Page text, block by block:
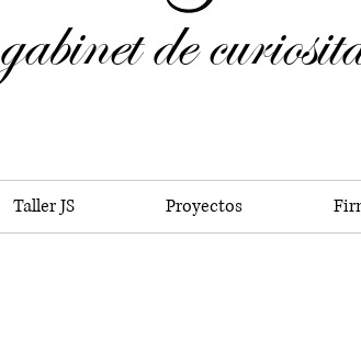
gabinet de
Taller JS Proyectos